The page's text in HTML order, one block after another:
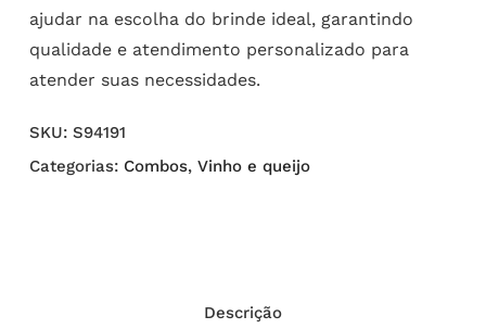
ajudar na escolha do brinde ideal, garantindo
qualidade e atendimento personalizado para
atender suas necessidades.
SKU: S94191
Categorias: Combos, Vinho e queijo
Descrição